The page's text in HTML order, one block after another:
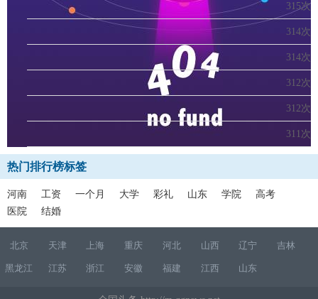
315次
314次
314次
312次
312次
311次
热门排行榜标签
河南 工资 一个月 大学 彩礼 山东 学院
高考
医院
结婚
北京 天津 上海 重庆 河北 山西 辽宁 吉林
黑龙江 江苏 浙江 安徽 福建 江西 山东